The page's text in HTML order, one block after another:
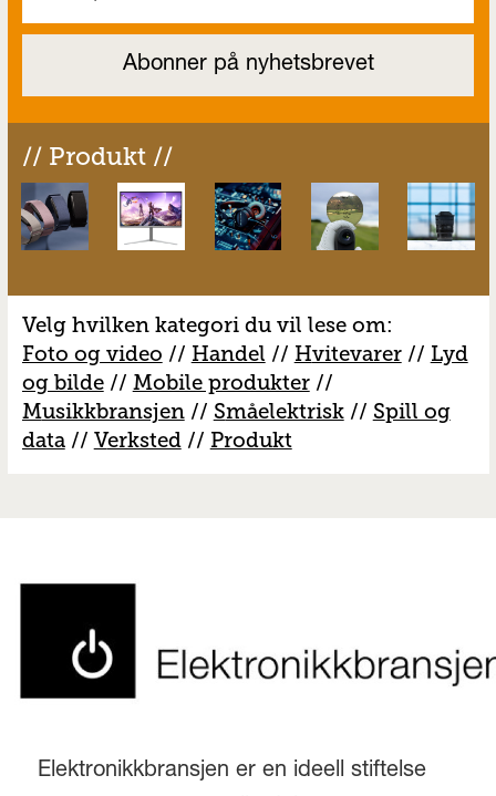
// Produkt //
Velg hvilken kategori du vil lese om:
Foto og video // Handel // Hvitevarer// Lyd
og bilde// Mobile produkter//
Musikkbransjen// Småelektrisk// Spill og
data// Verksted // Produkt
Elektronikkbransjen er en ideell stiftelse